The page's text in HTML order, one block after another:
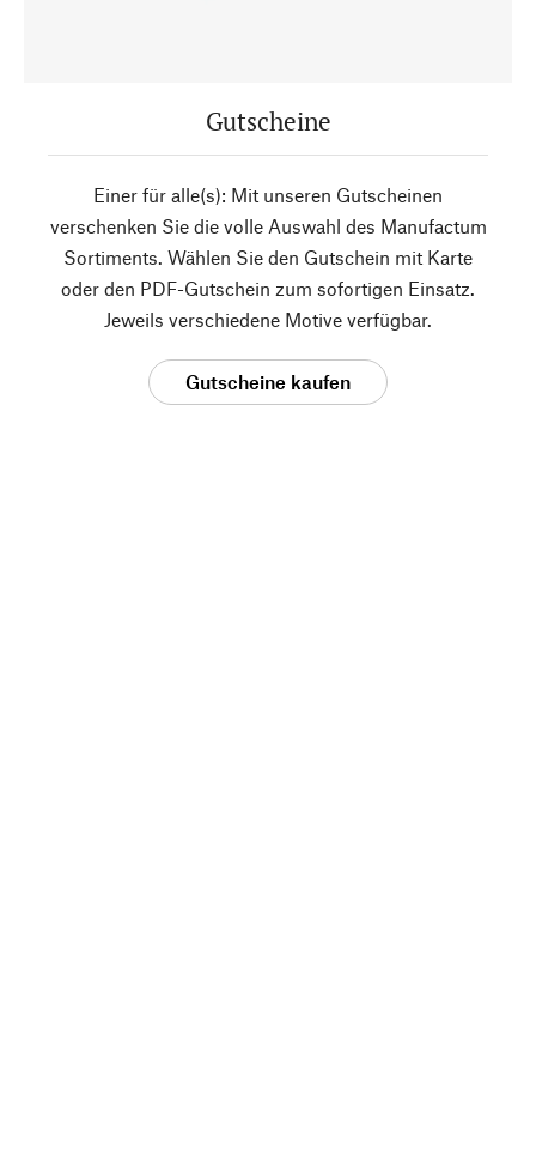
Gutscheine
Einer für alle(s): Mit unseren Gutscheinen
verschenken Sie die volle Auswahl des Manufactum
Sortiments. Wählen Sie den Gutschein mit Karte
oder den PDF-Gutschein zum sofortigen Einsatz.
Jeweils verschiedene Motive verfügbar.
Gutscheine kaufen